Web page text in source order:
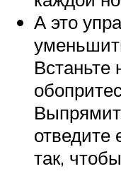
А это
Встаньте
отведите
так,